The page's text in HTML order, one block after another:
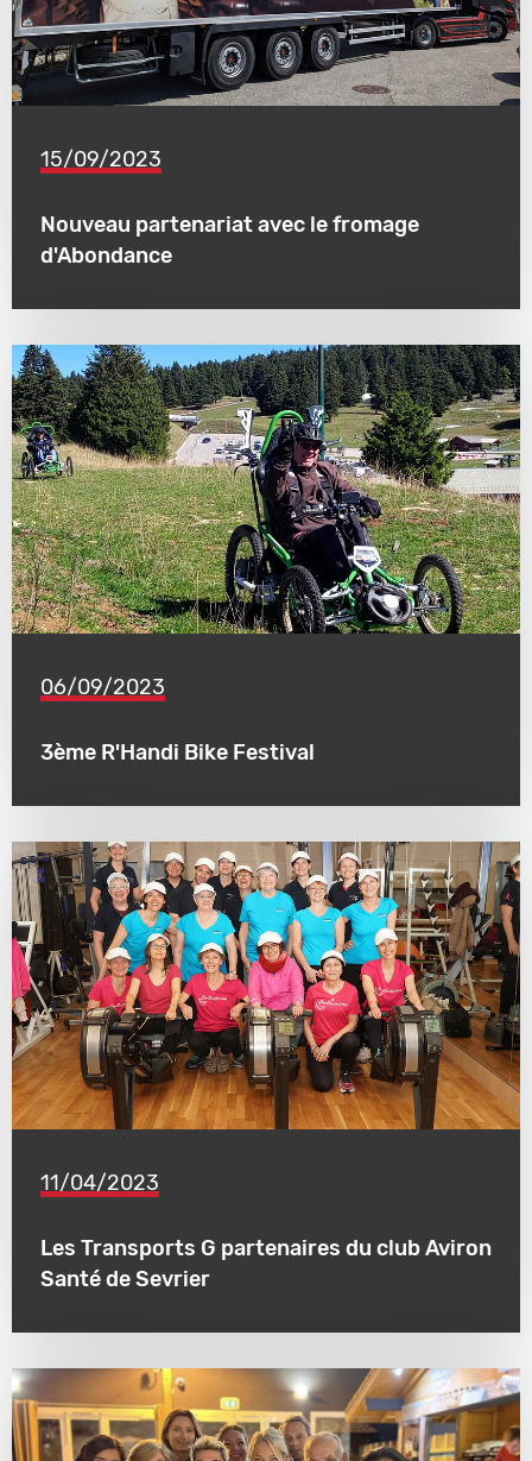
15/09/2023
Nouveau partenariat avec le fromage
d'Abondance
06/09/2023
3ème R'Handi Bike Festival
11/04/2023
Les Transports G partenaires du club Aviron
Santé de Sevrier